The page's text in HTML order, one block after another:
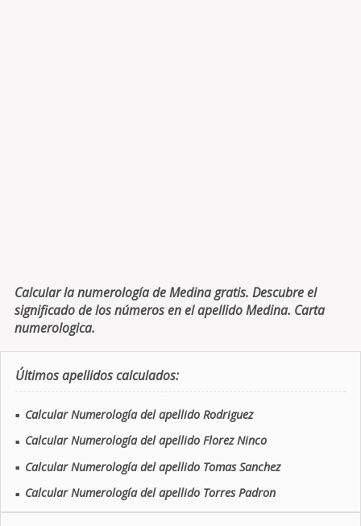
Calcular la numerología de Medina gratis. Descubre el
significado de los números en el apellido Medina. Carta
numerologica.
Últimos apellidos calculados:
■ Calcular Numerología del apellido Rodriguez
■ Calcular Numerología del apellido Florez Ninco
■ Calcular Numerología del apellido Tomas Sanchez
■ Calcular Numerología del apellido Torres Padron